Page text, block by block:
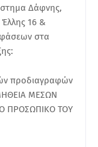
Δάφνης,
16 &
στα
προδιαγραφών
ΜΕΣΩΝ
ΠΡΟΣΩΠΙΚΟ ΤΟΥ